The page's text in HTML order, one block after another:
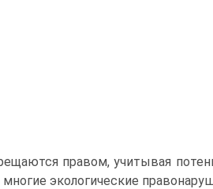
правом, учитывая
многие экологические